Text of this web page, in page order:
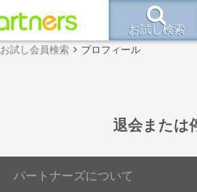
お試し検索
お試し会員検索 プロフィール
退会または
パートナーズについて